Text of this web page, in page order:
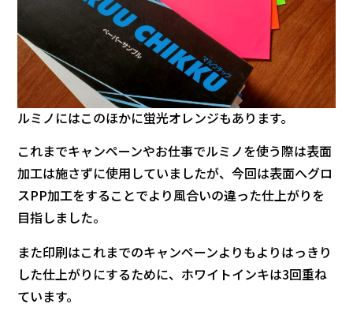
ルミノにはこのほかに蛍光オレンジもあります。
これまでキャンペーンやお仕事でルミノを使う際は表面
加工は施さずに使用していましたが、今回は表面へグロ
スPP加工をすることでより風合いの違った仕上がりを
目指しました。
また印刷はこれまでのキャンペーンよりもよりはっきり
した仕上がりにするために、ホワイトインキは3回重ね
ています。